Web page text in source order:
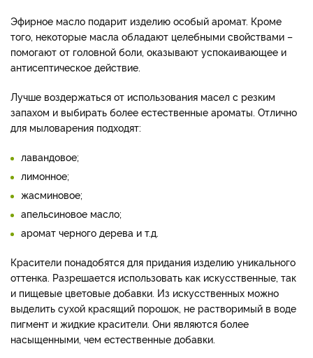
Эфирное масло подарит изделию особый аромат. Кроме
того, некоторые масла обладают целебными свойствами –
помогают от головной боли, оказывают успокаивающее и
антисептическое действие.
Лучше воздержаться от использования масел с резким
запахом и выбирать более естественные ароматы. Отлично
для мыловарения подходят:
лавандовое;
лимонное;
жасминовое;
апельсиновое масло;
аромат черного дерева и т.д.
Красители понадобятся для придания изделию уникального
оттенка. Разрешается использовать как искусственные, так
и пищевые цветовые добавки. Из искусственных можно
выделить сухой красящий порошок, не растворимый в воде
пигмент и жидкие красители. Они являются более
насыщенными, чем естественные добавки.